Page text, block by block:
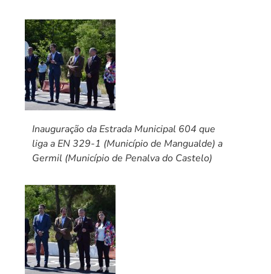
Inauguração da Estrada Municipal 604 que
liga a EN 329-1 (Município de Mangualde) a
Germil (Município de Penalva do Castelo)